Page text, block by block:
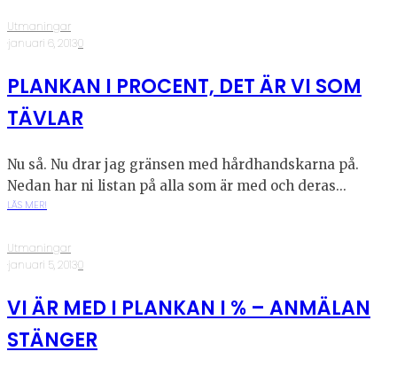
Utmaningar
·januari 6, 2013·0
PLANKAN I PROCENT, DET ÄR VI SOM
TÄVLAR
Nu så. Nu drar jag gränsen med hårdhandskarna på.
Nedan har ni listan på alla som är med och deras...
LÄS MER!
Utmaningar
·januari 5, 2013·0
VI ÄR MED I PLANKAN I % – ANMÄLAN
STÄNGER